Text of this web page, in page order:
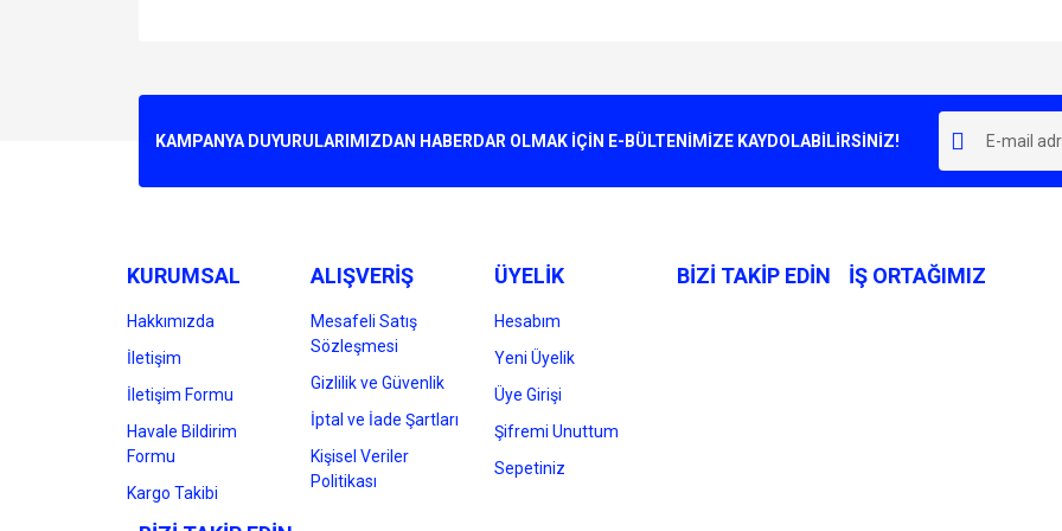
Ürün resmi kalitesiz, bozuk veya görüntülenemiyor.
Bu ürüne benzer farklı alternatifler olmalı.
KAMPANYA DUYURULARIMIZDAN HABERDAR OLMAK İÇİN E-BÜLTENİMİZE KAYDOLABİLİRSİNİZ!
KURUMSAL
Hakkımızda
İletişim
İletişim Formu
Havale Bildirim
Formu
Kargo Takibi
ALIŞVERİŞ
Mesafeli Satış
Sözleşmesi
Gizlilik ve Güvenlik
İptal ve İade Şartları
Kişisel Veriler
Politikası
ÜYELİK
Hesabım
Yeni Üyelik
Üye Girişi
Şifremi Unuttum
Sepetiniz
BİZİ TAKİP EDİN İŞ ORTAĞIMIZ